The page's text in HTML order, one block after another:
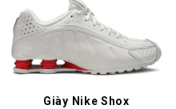
wishlist
Giày Nike Shox